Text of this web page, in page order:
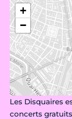
+
−
Les Disquaires
concerts